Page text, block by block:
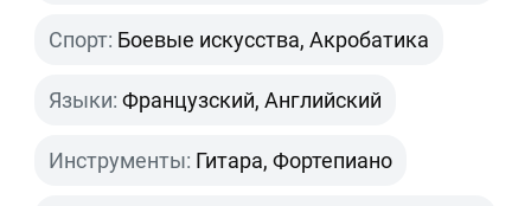
Спорт: Боевые искусства, Акробатика
Языки: Французский, Английский
Инструменты: Гитара, Фортепиано